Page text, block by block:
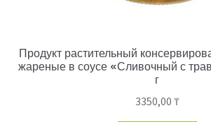
Продукт растительный
жареные в соусе «Сливочный с
г
3350,00 ₸